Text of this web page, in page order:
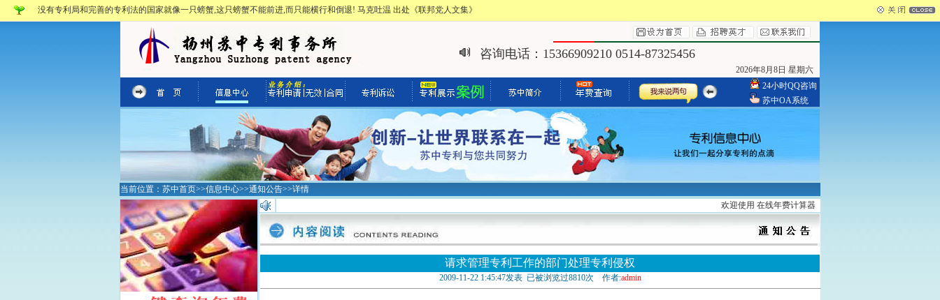
没有专利局和完善的专利法的国家就像一只螃蟹,这只螃蟹不能前进,而只能横行和倒退! 马克吐温 出处《联邦党人文集》
咨询电话：15366909210 0514-87325456
2026年8月8日 星期六
24小时QQ咨询
苏中OA系统
当前位置： 苏中首页>>信息中心>>通知公告>>详情
欢迎使用 在线年费计算器 ，请登录
请求管理专利工作的部门处理专利侵权
2009-11-22 1:45:47发表 已被浏览过8810次 作者:admin